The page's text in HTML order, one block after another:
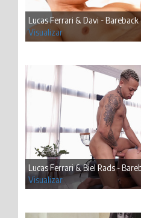
Lucas Ferrari & Davi -
Visualizar
Lucas Ferrari & Biel Rads -
Visualizar